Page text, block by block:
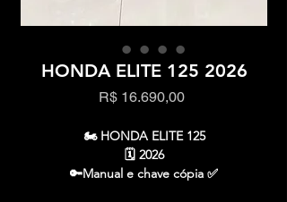
HONDA ELITE 125 2026
R$ 16.690,00Preço
🏍️ HONDA ELITE 125
🗓️ 2026
🔑Manual e chave cópia ✅